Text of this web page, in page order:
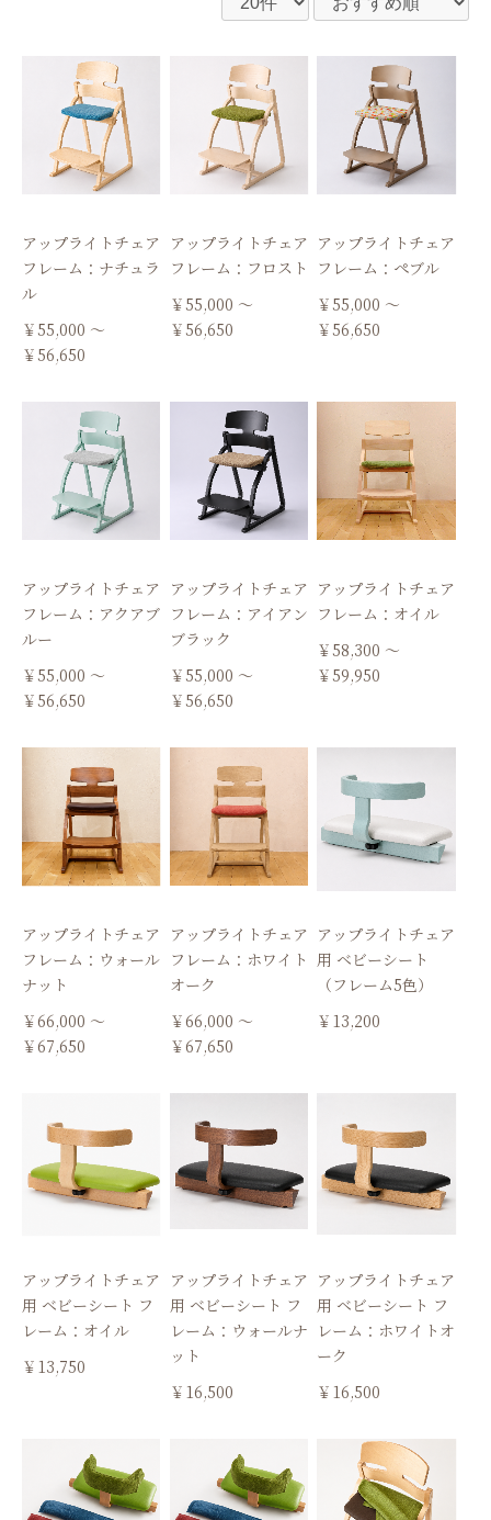
アップライトチェア
フレーム：ナチュラ
ル
￥55,000 ～
￥56,650
アップライトチェア
フレーム：フロスト
￥55,000 ～
￥56,650
アップライトチェア
フレーム：ぺブル
￥55,000 ～
￥56,650
アップライトチェア
フレーム：アクアブ
ルー
￥55,000 ～
￥56,650
アップライトチェア
フレーム：アイアン
ブラック
￥55,000 ～
￥56,650
アップライトチェア
フレーム：オイル
￥58,300 ～
￥59,950
アップライトチェア
フレーム：ウォール
ナット
￥66,000 ～
￥67,650
アップライトチェア
フレーム：ホワイト
オーク
￥66,000 ～
￥67,650
アップライトチェア
用 ベビーシート
（フレーム5色）
￥13,200
アップライトチェア
用 ベビーシート フ
レーム：オイル
￥13,750
アップライトチェア
用 ベビーシート フ
レーム：ウォールナ
ット
￥16,500
アップライトチェア
用 ベビーシート フ
レーム：ホワイトオ
ーク
￥16,500